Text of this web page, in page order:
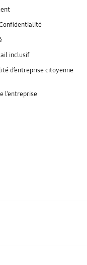
inclusif
d’entreprise citoyenne
l’entreprise